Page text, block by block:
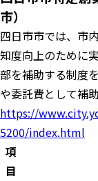
市）
四日市市では、市
知度向上のために
部を補助する制度
や委託費として補
https://
5200/index.html
項
目